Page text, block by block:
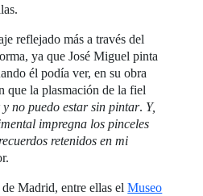
reflejado más a través del
ya que José Miguel pinta
él podía ver, en su obra
que la plasmación de la fiel
no puedo estar sin pintar. Y,
impregna los pinceles
retenidos en mi
de Madrid, entre ellas elMuseo